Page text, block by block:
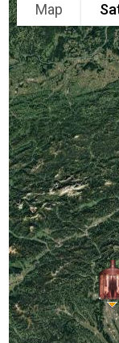
Map